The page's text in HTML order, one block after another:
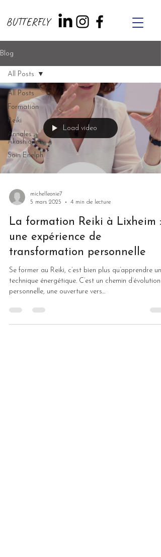
BUTTERFLY
Blog
All Posts
Formation
Reiki
Annales
Akashiques
Soin Enelph
All Posts
Load video
michelleonie7
5 mars 2025
4 min de lecture
La formation Reiki à Lixheim :
une expérience de
transformation personnelle
Se former au Reiki, c’est bien plus qu’apprendre une
technique énergétique. C’est un chemin d’évolution
personnelle, une ouverture vers...